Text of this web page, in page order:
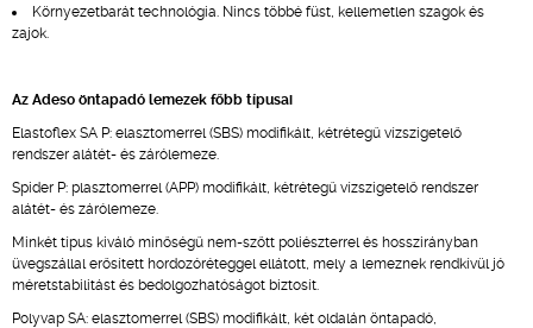
Környezetbarát technológia. Nincs többé füst, kellemetlen szagok és
zajok.
Az Adeso öntapadó lemezek főbb típusai
Elastoflex SA P: elasztomerrel (SBS) modifikált, kétrétegű vízszigetelő
rendszer alátét- és zárólemeze.
Spider P: plasztomerrel (APP) modifikált, kétrétegű vízszigetelő rendszer
alátét- és zárólemeze.
Minkét típus kiváló minőségű nem-szőtt poliészterrel és hosszirányban
üvegszállal erősített hordozóréteggel ellátott, mely a lemeznek rendkívül jó
méretstabilitást és bedolgozhatóságot biztosít.
Polyvap SA: elasztomerrel (SBS) modifikált, két oldalán öntapadó,